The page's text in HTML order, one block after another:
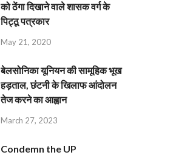
को ठेंगा दिखाने वाले शासक वर्ग के
पिट्ठू पत्रकार
May 21, 2020
बेलसोनिका यूनियन की सामूहिक भूख
हड़ताल, छंटनी के खिलाफ आंदोलन
तेज करने का आह्वान
March 27, 2023
Condemn the UP